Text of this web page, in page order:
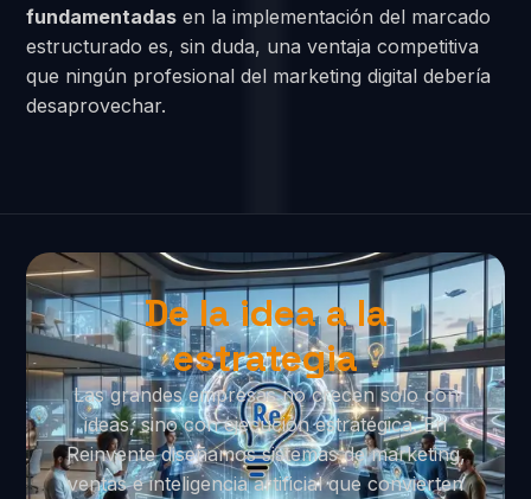
fundamentadas en la implementación del marcado
estructurado es, sin duda, una ventaja competitiva
que ningún profesional del marketing digital debería
desaprovechar.
De la idea a la
estrategia
Las grandes empresas no crecen solo con
ideas, sino con ejecución estratégica. En
Reinvente diseñamos sistemas de marketing,
ventas e inteligencia artificial que convierten